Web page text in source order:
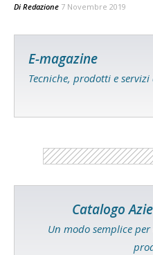
Di Redazione 7 Novembre 2019
E-magazine
Tecniche, prodotti e
Catalogo
Un modo semplice